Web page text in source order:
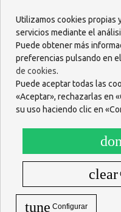
Las nuevas tiras infantiles
adherentes, lo que permite
hipoalergénicas, por lo que
más sensibles. Con dibujos
·Gasa absorbente
·No contienen látex ni PVC
·Resistentes al agua
·Nueva tecnología
ALERGIA AL LATEX
Utilizamos cookies propias
servicios mediante el
Puede obtener más
preferencias pulsando en
de cookies.
Puede aceptar todas las
«Aceptar», rechazarlas en
su uso haciendo clic en
clear
tune Configurar